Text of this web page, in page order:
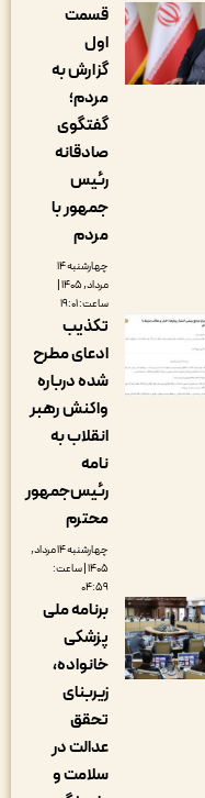
قسمت
اول
گزارش به
گفتگوی
صادقانه
جمهور با
چهارشنبه ۱۴
مرداد, ۱۴۰۵ |
تکذیب
ادعای مطرح
شده درباره
واکنش رهبر
انقلاب به
رئیس‌جمهور
چهارشنبه ۱۴ مرداد,
۱۴۰۵ | ساعت:
برنامه ملی
پزشکی
خانواده،
عدالت در
سلامت و